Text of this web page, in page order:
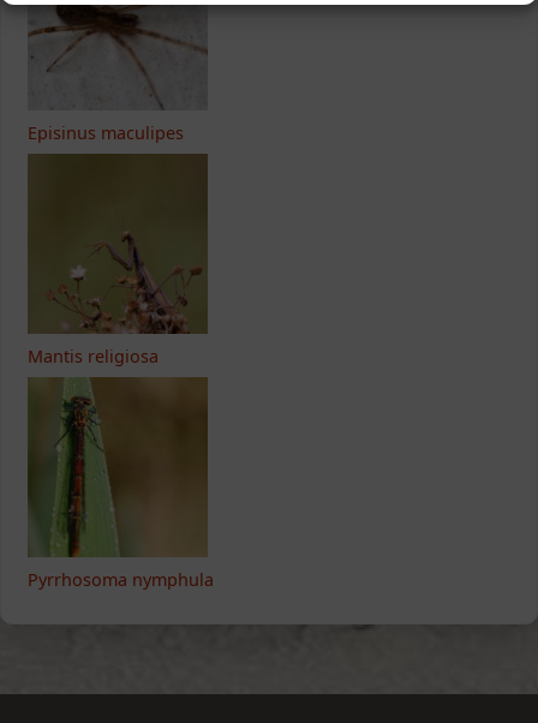
Episinus maculipes
Mantis religiosa
Pyrrhosoma nymphula